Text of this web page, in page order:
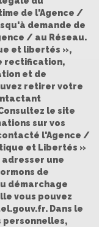
de l'Agence /
demande de
/ au Réseau.
et libertés »,
rectification,
et de
retirer votre
le site
sur vos
l'Agence /
et Libertés »
adresser une
de
démarchage
vous pouvez
. Dans le
personnelles,